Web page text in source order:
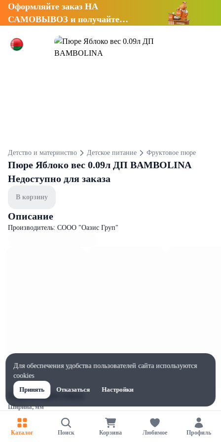
Оформляйте заказ НА
САМОВЫВОЗ и получайте
Детство и материнство Детское питание Фруктовое пюре
Пюре Яблоко вес 0.09л ДП BAMBOLINA
Недоступно для заказа
В корзину
Описание
Производитель: СООО "Оазис Груп"
Характеристики
Ширина, мм
Высота, мм
Каталог Поиск Корзина Любимое Профиль
Для обеспечения удобства пользователей сайта используются
cookies
Принять
Отказаться Настройки